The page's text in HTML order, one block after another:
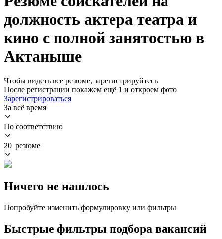
должность актера театра и
кино с полной занятостью в
Актаныше
Чтобы видеть все резюме, зарегистрируйтесь
После регистрации покажем ещё 1 и откроем фото
Зарегистрироваться
За всё время
По соответствию
20 резюме
Ничего не нашлось
Попробуйте изменить формулировку или фильтры
Быстрые фильтры подбора вакансий